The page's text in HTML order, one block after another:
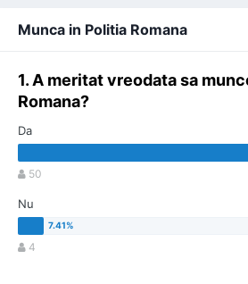
Munca in Politia Romana
1. A meritat vreodata sa
Romana?
Da
50
Nu
4